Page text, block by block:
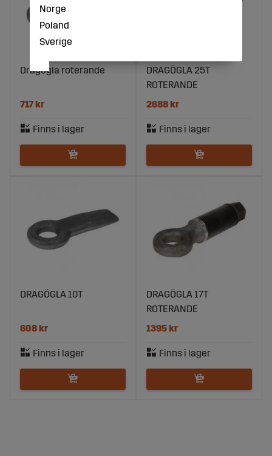
Dragögla roterande
717 kr
DRAGÖGLA 25T
ROTERANDE
2688 kr
DRAGÖGLA 10T
608 kr
DRAGÖGLA 17T
ROTERANDE
1395 kr
Norge
Poland
Sverige